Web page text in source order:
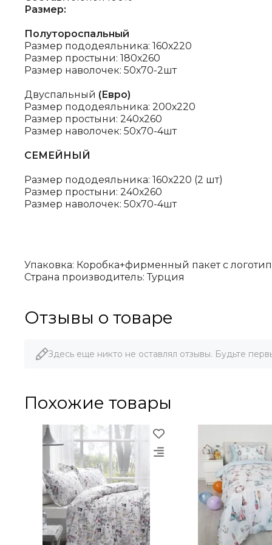
Размер:
Полутороспальный
Размер пододеяльника: 160х220
Размер простыни: 180х260
Размер наволочек: 50х70-2шт
Двуспальный (Евро)
Размер пододеяльника: 200х220
Размер простыни: 240х260
Размер наволочек: 50х70-4шт
СЕМЕЙНЫЙ
Размер пододеяльника: 160х220 (2 шт)
Размер простыни: 240х260
Размер наволочек: 50х70-4шт
Упаковка: Коробка+фирменный пакет с
Страна производитель: Турция
Отзывы о товаре
Здесь еще никто не оставлял отзывы. Будьте
Похожие товары